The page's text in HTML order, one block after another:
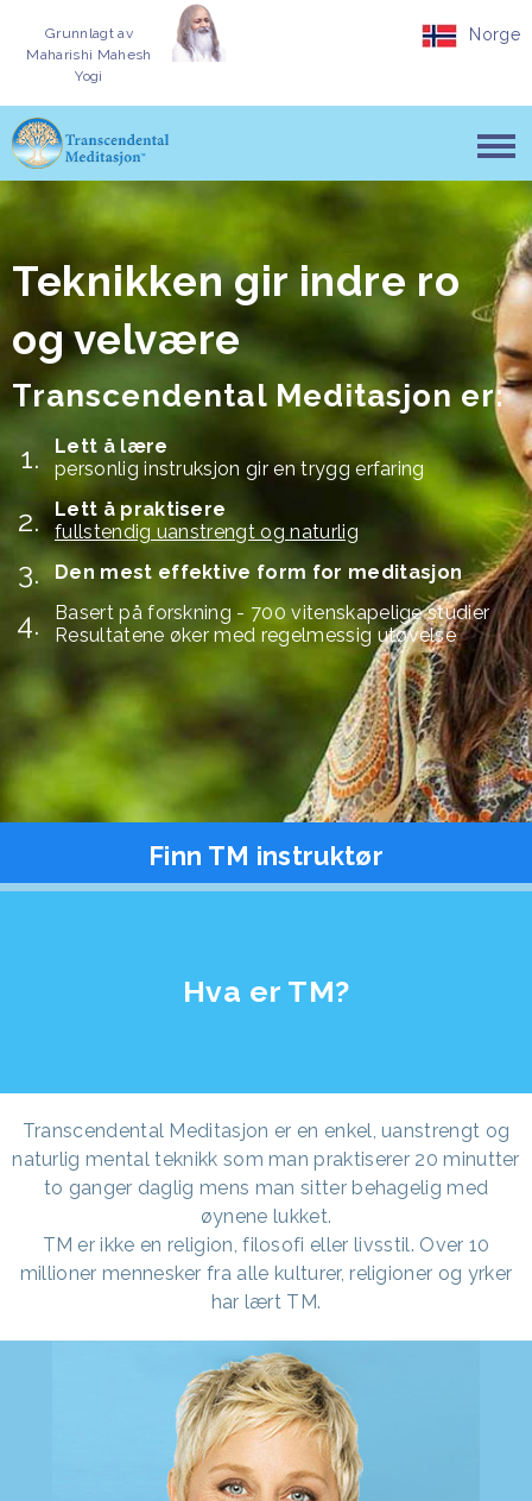
Grunnlagt av
Maharishi Mahesh
Yogi
Norge
Teknikken gir indre ro
og velvære
Transcendental Meditasjon er:
Lett å lære
personlig instruksjon gir en trygg erfaring
Lett å praktisere
fullstendig uanstrengt og naturlig
Den mest effektive form for meditasjon
Basert på forskning - 700 vitenskapelige studier
Resultatene øker med regelmessig utøvelse
Finn TM instruktør
Hva er TM?
Transcendental Meditasjon er en enkel, uanstrengt og
naturlig mental teknikk som man praktiserer 20 minutter
to ganger daglig mens man sitter behagelig med
øynene lukket.
TM er ikke en religion, filosofi eller livsstil. Over 10
millioner mennesker fra alle kulturer, religioner og yrker
har lært TM.